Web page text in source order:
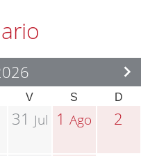
V S D
31 Jul 1Ago 2